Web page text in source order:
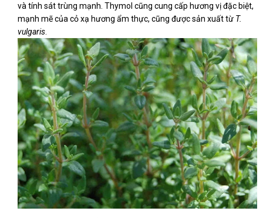
và tính sát trùng mạnh. Thymol cũng cung cấp hương vị đặc biệt,
mạnh mẽ của cỏ xạ hương ẩm thực, cũng được sản xuất từ T.
vulgaris